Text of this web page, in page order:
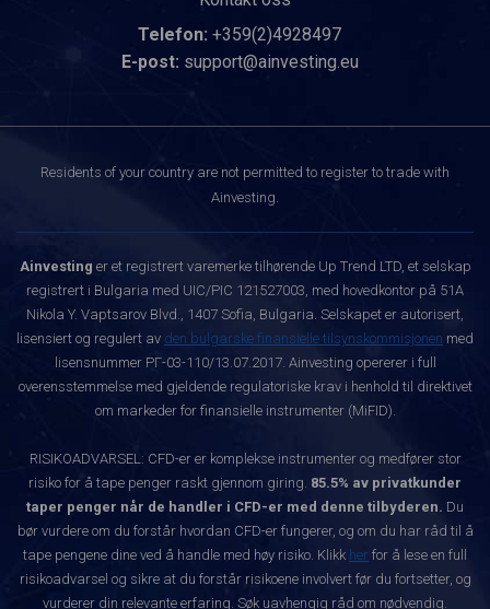
Telefon: +359(2)4928497
E-post: support@ainvesting.eu
Residents of your country are not permitted to register to trade with
Ainvesting.
Ainvesting er et registrert varemerke tilhørende Up Trend LTD, et selskap
registrert i Bulgaria med UIC/PIC 121527003, med hovedkontor på 51A
Nikola Y. Vaptsarov Blvd., 1407 Sofia, Bulgaria. Selskapet er autorisert,
lisensiert og regulert av den bulgarske finansielle tilsynskommisjonen med
lisensnummer РГ-03-110/13.07.2017. Ainvesting opererer i full
overensstemmelse med gjeldende regulatoriske krav i henhold til direktivet
om markeder for finansielle instrumenter (MiFID).
RISIKOADVARSEL: CFD-er er komplekse instrumenter og medfører stor
risiko for å tape penger raskt gjennom giring. 85.5% av privatkunder
taper penger når de handler i CFD-er med denne tilbyderen. Du
bør vurdere om du forstår hvordan CFD-er fungerer, og om du har råd til å
tape pengene dine ved å handle med høy risiko. Klikk her for å lese en full
risikoadvarsel og sikre at du forstår risikoene involvert før du fortsetter, og
vurderer din relevante erfaring. Søk uavhengig råd om nødvendig.